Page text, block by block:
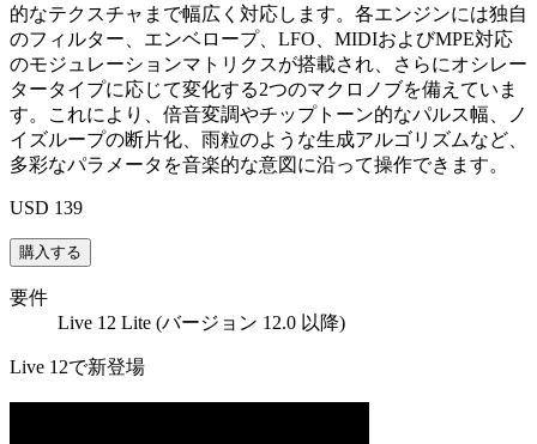
的なテクスチャまで幅広く対応します。各エンジンには独自
のフィルター、エンベロープ、LFO、MIDIおよびMPE対応
のモジュレーションマトリクスが搭載され、さらにオシレー
タータイプに応じて変化する2つのマクロノブを備えていま
す。これにより、倍音変調やチップトーン的なパルス幅、ノ
イズループの断片化、雨粒のような生成アルゴリズムなど、
多彩なパラメータを音楽的な意図に沿って操作できます。
USD 139
要件
Live 12 Lite (バージョン 12.0 以降)
Live 12で新登場